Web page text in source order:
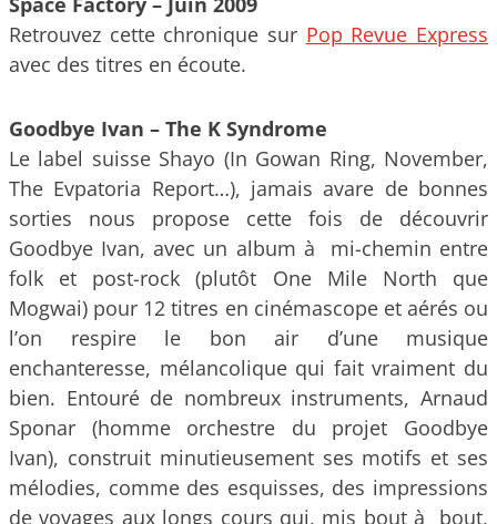
Retrouvez cette chronique sur Pop Revue Express
avec des titres en écoute.
Goodbye Ivan – The K Syndrome
Le label suisse Shayo (In Gowan Ring, November,
The Evpatoria Report…), jamais avare de bonnes
sorties nous propose cette fois de découvrir
Goodbye Ivan, avec un album à mi-chemin entre
folk et post-rock (plutôt One Mile North que
Mogwai) pour 12 titres en cinémascope et aérés ou
l’on respire le bon air d’une musique
enchanteresse, mélancolique qui fait vraiment du
bien. Entouré de nombreux instruments, Arnaud
Sponar (homme orchestre du projet Goodbye
Ivan), construit minutieusement ses motifs et ses
mélodies, comme des esquisses, des impressions
de voyages aux longs cours qui, mis bout à bout,